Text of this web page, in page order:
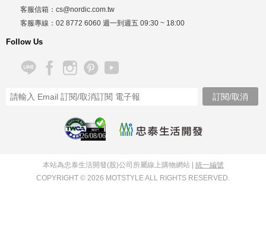
客服信箱： cs@nordic.com.tw
客服專線： 02 8772 6060 週一到週五 09:30 ~ 18:00
Follow Us
26/08/06
本站為忠泰生活開發(股)公司所屬線上購物網站 | 統一編號
COPYRIGHT © 2026 MOTSTYLE ALL RIGHTS RESERVED.